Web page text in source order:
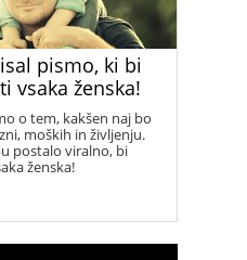
pismo, ki bi
vsaka ženska!
o tem, kakšen naj bo
moških in življenju.
postalo viralno, bi
ženska!